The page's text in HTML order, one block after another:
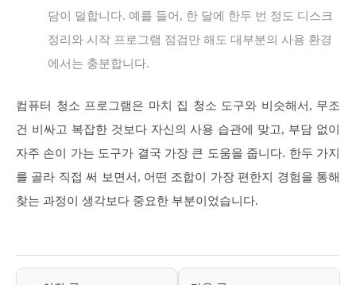
담이 덜합니다. 예를 들어, 한 달에 한두 번 정도 디스크
정리와 시작 프로그램 점검만 해도 대부분의 사용 환경
에서는 충분합니다.
컴퓨터 청소 프로그램은 마치 집 청소 도구와 비슷해서, 무조
건 비싸고 복잡한 것보다 자신의 사용 습관에 맞고, 부담 없이
자주 손이 가는 도구가 결국 가장 큰 도움을 줍니다. 한두 가지
를 골라 직접 써 보면서, 어떤 조합이 가장 편한지 경험을 통해
찾는 과정이 생각보다 중요한 부분이었습니다.